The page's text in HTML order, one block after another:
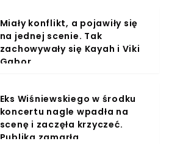
Miały konflikt, a pojawiły się
na jednej scenie. Tak
zachowywały się Kayah i Viki
Gabor
Eks Wiśniewskiego w środku
koncertu nagle wpadła na
scenę i zaczęła krzyczeć.
Publika zamarła